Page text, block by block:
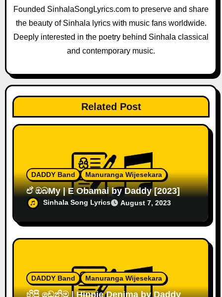
a
t
o
n
Founded SinhalaSongLyrics.com to preserve and share
the beauty of Sinhala lyrics with music fans worldwide.
Deeply interested in the poetry behind Sinhala classical
and contemporary music.
Related Post
DADDY Band Manuranga Wijesekara
ඒ ඔබMy | E Obamai by Daddy [2023]
Sinhala Song Lyrics August 7, 2023
DADDY Band Manuranga Wijesekara
හිපි ඩෙනිම | Hippie Denima by Daddy